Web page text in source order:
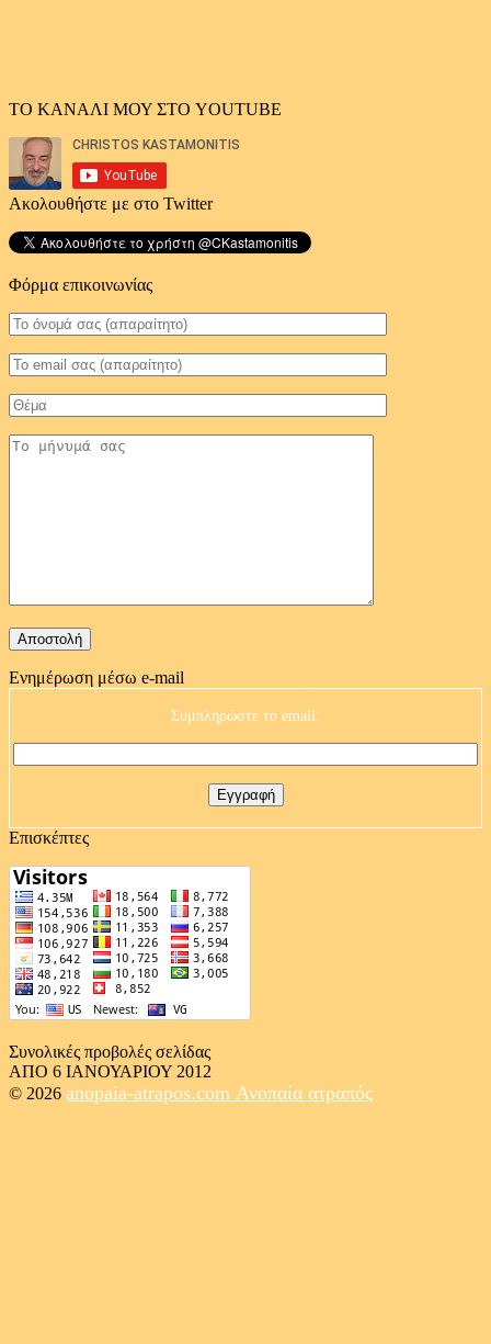
ΤΟ ΚΑΝΑΛΙ ΜΟΥ ΣΤΟ YOUTUBE
Ακολουθήστε με στο Twitter
Φόρμα επικοινωνίας
Ενημέρωση μέσω e-mail
Συμπληρώστε το email:
Επισκέπτες
Συνολικές προβολές σελίδας
ΑΠΟ 6 ΙΑΝΟΥΑΡΙΟΥ 2012
© 2026 anopaia-atrapos.com Ανοπαία ατραπός